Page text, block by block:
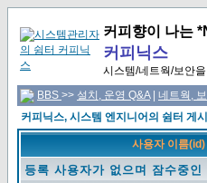
커피향이 나는
커피닉스
시스템/네트웍/보안
BBS >> 설치, 운영 Q&A| 네트웍,
커피닉스, 시스템 엔지니어의 쉼터 게
사용자 이름(id)
등록 사용자가 없으며 잠수중